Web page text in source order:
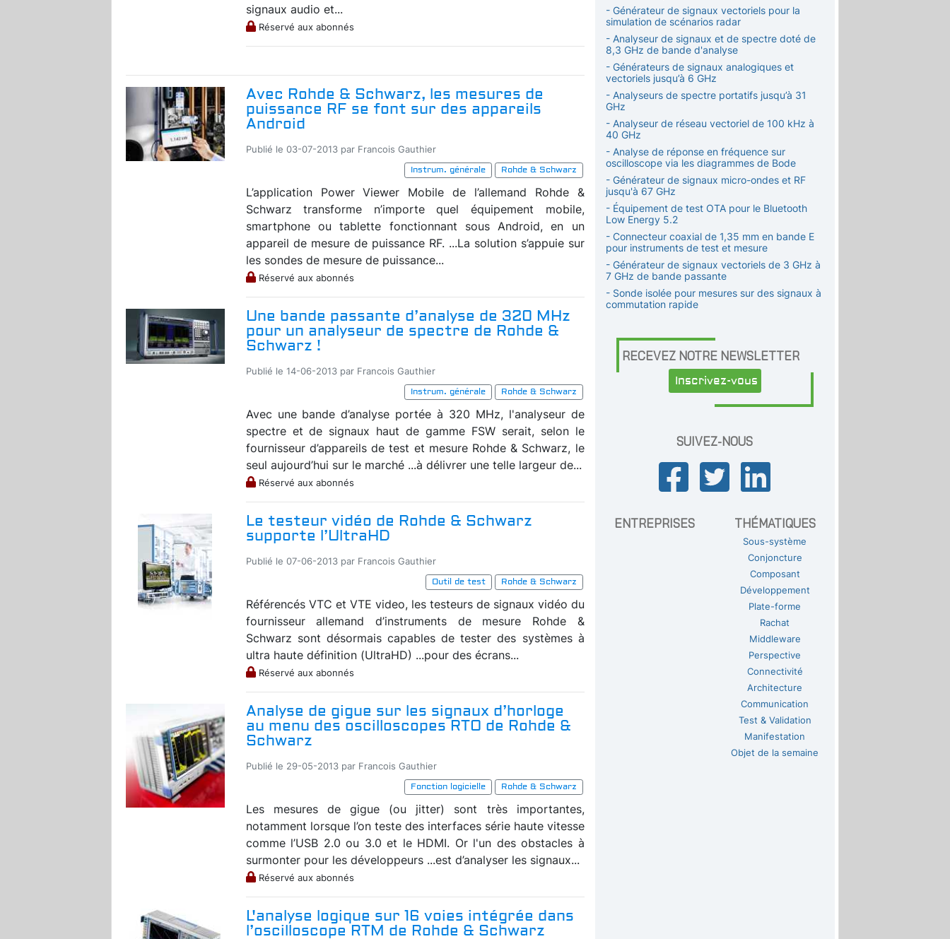
signaux audio et...
Réservé aux abonnés
Avec Rohde & Schwarz, les mesures de
puissance RF se font sur des appareils
Android
Publié le 03-07-2013 par Francois Gauthier
Instrum. générale
Rohde & Schwarz
L’application Power Viewer Mobile de l’allemand Rohde &
Schwarz transforme n’importe quel équipement mobile,
smartphone ou tablette fonctionnant sous Android, en un
appareil de mesure de puissance RF. ...La solution s’appuie sur
les sondes de mesure de puissance...
Réservé aux abonnés
Une bande passante d’analyse de 320 MHz
pour un analyseur de spectre de Rohde &
Schwarz !
Publié le 14-06-2013 par Francois Gauthier
Instrum. générale
Rohde & Schwarz
Avec une bande d’analyse portée à 320 MHz, l'analyseur de
spectre et de signaux haut de gamme FSW serait, selon le
fournisseur d’appareils de test et mesure Rohde & Schwarz, le
seul aujourd’hui sur le marché ...à délivrer une telle largeur de...
Réservé aux abonnés
Le testeur vidéo de Rohde & Schwarz
supporte l’UltraHD
Publié le 07-06-2013 par Francois Gauthier
Outil de test
Rohde & Schwarz
Référencés VTC et VTE video, les testeurs de signaux vidéo du
fournisseur allemand d’instruments de mesure Rohde &
Schwarz sont désormais capables de tester des systèmes à
ultra haute définition (UltraHD) ...pour des écrans...
Réservé aux abonnés
Analyse de gigue sur les signaux d’horloge
au menu des oscilloscopes RTO de Rohde &
Schwarz
Publié le 29-05-2013 par Francois Gauthier
Fonction logicielle
Rohde & Schwarz
Les mesures de gigue (ou jitter) sont très importantes,
notamment lorsque l’on teste des interfaces série haute vitesse
comme l’USB 2.0 ou 3.0 et le HDMI. Or l'un des obstacles à
surmonter pour les développeurs ...est d’analyser les signaux...
Réservé aux abonnés
L'analyse logique sur 16 voies intégrée dans
l’oscilloscope RTM de Rohde & Schwarz
- Générateur de signaux vectoriels pour la
simulation de scénarios radar
- Analyseur de signaux et de spectre doté de
8,3 GHz de bande d'analyse
- Générateurs de signaux analogiques et
vectoriels jusqu’à 6 GHz
- Analyseurs de spectre portatifs jusqu’à 31
GHz
- Analyseur de réseau vectoriel de 100 kHz à
40 GHz
- Analyse de réponse en fréquence sur
oscilloscope via les diagrammes de Bode
- Générateur de signaux micro-ondes et RF
jusqu'à 67 GHz
- Équipement de test OTA pour le Bluetooth
Low Energy 5.2
- Connecteur coaxial de 1,35 mm en bande E
pour instruments de test et mesure
- Générateur de signaux vectoriels de 3 GHz à
7 GHz de bande passante
- Sonde isolée pour mesures sur des signaux à
commutation rapide
RECEVEZ NOTRE NEWSLETTER
Inscrivez-vous
SUIVEZ-NOUS
ENTREPRISES THÉMATIQUES
Sous-système
Conjoncture
Composant
Développement
Plate-forme
Rachat
Middleware
Perspective
Connectivité
Architecture
Communication
Test & Validation
Manifestation
Objet de la semaine